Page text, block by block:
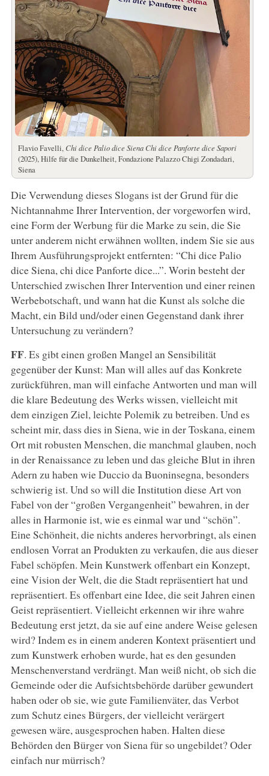
Flavio Favelli, Chi dice Palio dice Siena Chi dice Panforte dice Sapori
(2025), Hilfe für die Dunkelheit, Fondazione Palazzo Chigi Zondadari,
Siena
Die Verwendung dieses Slogans ist der Grund für die
Nichtannahme Ihrer Intervention, der vorgeworfen wird,
eine Form der Werbung für die Marke zu sein, die Sie
unter anderem nicht erwähnen wollten, indem Sie sie aus
Ihrem Ausführungsprojekt entfernten: “Chi dice Palio
dice Siena, chi dice Panforte dice...”. Worin besteht der
Unterschied zwischen Ihrer Intervention und einer reinen
Werbebotschaft, und wann hat die Kunst als solche die
Macht, ein Bild und/oder einen Gegenstand dank ihrer
Untersuchung zu verändern?
FF. Es gibt einen großen Mangel an Sensibilität
gegenüber der Kunst: Man will alles auf das Konkrete
zurückführen, man will einfache Antworten und man will
die klare Bedeutung des Werks wissen, vielleicht mit
dem einzigen Ziel, leichte Polemik zu betreiben. Und es
scheint mir, dass dies in Siena, wie in der Toskana, einem
Ort mit robusten Menschen, die manchmal glauben, noch
in der Renaissance zu leben und das gleiche Blut in ihren
Adern zu haben wie Duccio da Buoninsegna, besonders
schwierig ist. Und so will die Institution diese Art von
Fabel von der “großen Vergangenheit” bewahren, in der
alles in Harmonie ist, wie es einmal war und “schön”.
Eine Schönheit, die nichts anderes hervorbringt, als einen
endlosen Vorrat an Produkten zu verkaufen, die aus dieser
Fabel schöpfen. Mein Kunstwerk offenbart ein Konzept,
eine Vision der Welt, die die Stadt repräsentiert hat und
repräsentiert. Es offenbart eine Idee, die seit Jahren einen
Geist repräsentiert. Vielleicht erkennen wir ihre wahre
Bedeutung erst jetzt, da sie auf eine andere Weise gelesen
wird? Indem es in einem anderen Kontext präsentiert und
zum Kunstwerk erhoben wurde, hat es den gesunden
Menschenverstand verdrängt. Man weiß nicht, ob sich die
Gemeinde oder die Aufsichtsbehörde darüber gewundert
haben oder ob sie, wie gute Familienväter, das Verbot
zum Schutz eines Bürgers, der vielleicht verärgert
gewesen wäre, ausgesprochen haben. Halten diese
Behörden den Bürger von Siena für so ungebildet? Oder
einfach nur mürrisch?